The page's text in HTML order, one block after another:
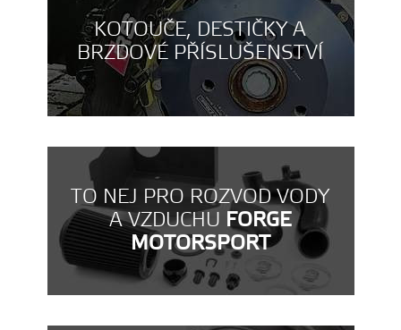
KOTOUČE, DESTIČKY A
BRZDOVÉ PŘÍSLUŠENSTVÍ
TO NEJ PRO ROZVOD VODY
A VZDUCHU FORGE
MOTORSPORT